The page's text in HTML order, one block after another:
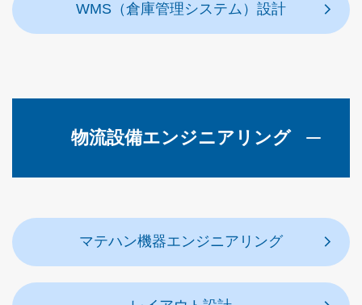
WMS（倉庫管理システム）設計
物流設備エンジニアリング
マテハン機器エンジニアリング